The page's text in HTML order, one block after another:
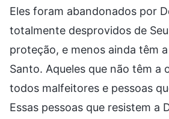
Eles foram abandonados por
totalmente desprovidos de
proteção, e menos ainda têm
Santo. Aqueles que não têm a
todos malfeitores e pessoas
Essas pessoas que resistem a